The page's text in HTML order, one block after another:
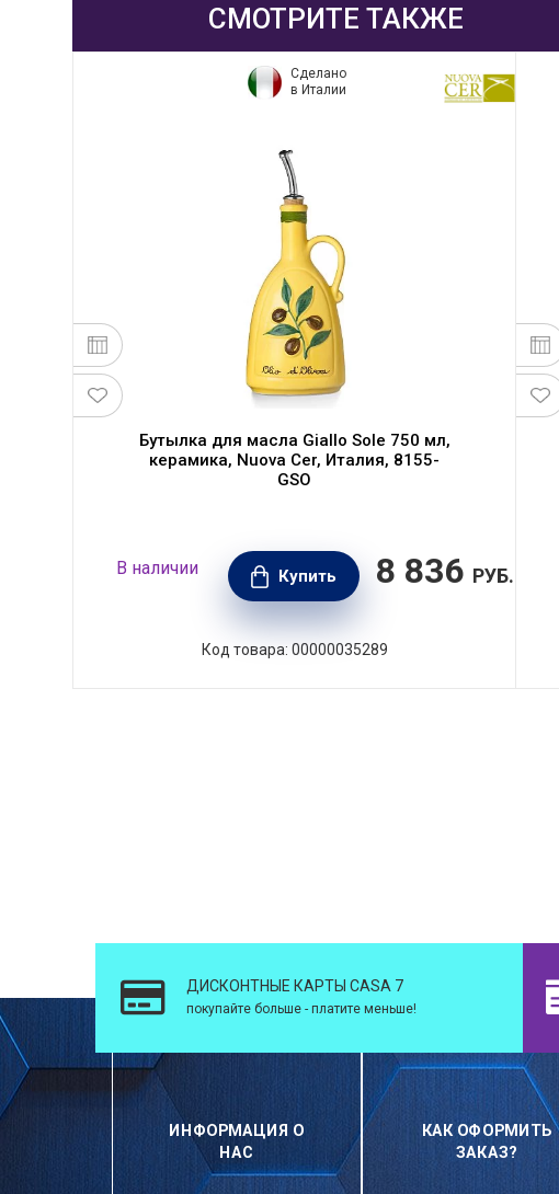
СМОТРИТЕ ТАКЖЕ
Сделано
в Италии
Бутылка для масла Giallo Sole 750 мл,
керамика, Nuova Cer, Италия, 8155-
GSO
В наличии Купить 8 836 РУБ.
Код товара: 00000035289
ДИСКОНТНЫЕ КАРТЫ CASA 7
покупайте больше - платите меньше!
ИНФОРМАЦИЯ О
НАС
КАК ОФОРМИТЬ
ЗАКАЗ?